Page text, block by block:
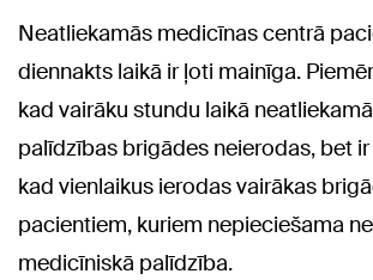
Neatliekamās medicīnas centrā
diennakts laikā ir ļoti mainīga.
kad vairāku stundu laikā
palīdzības brigādes neierodas, bet
kad vienlaikus ierodas vairākas
pacientiem, kuriem nepieciešama
medicīniskā palīdzība.